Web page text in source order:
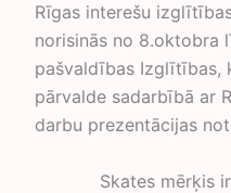
Rīgas interešu
norisinās no 8.oktobra
pašvaldības Izglītības,
pārvalde sadarbībā ar
darbu prezentācijas
Skates mērķis ir